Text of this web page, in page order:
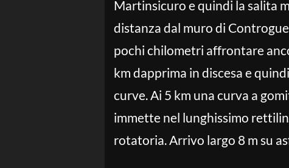
Martinsicuro e quindi la salita
distanza dal muro di
pochi chilometri affrontare
km dapprima in discesa e
curve. Ai 5 km una curva a
immette nel lunghissimo
rotatoria. Arrivo largo 8 m su